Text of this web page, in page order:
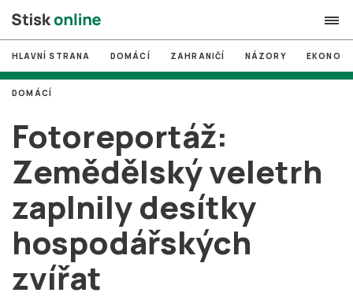
search
# MUNI
# Brno
# volby
login PŘIHLÁSIT SE
Zapomněli jste heslo?
Založit nový účet
HLAVNÍ STRANA DOMÁCÍ ZAHRANIČÍ NÁZORY
Fotoreportáž:
Zemědělský veletrh
zaplnily desítky
hospodářských
zvířat
DOMÁCÍ